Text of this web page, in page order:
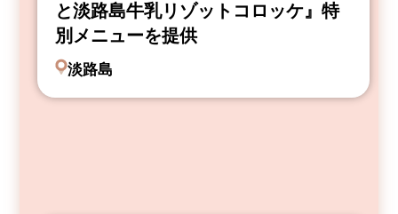
と淡路島牛乳リゾットコロッケ』特
別メニューを提供
淡路島